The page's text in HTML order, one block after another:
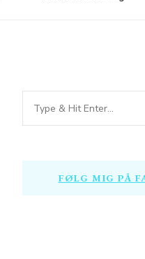
Looking
for
FØLG MIG PÅ